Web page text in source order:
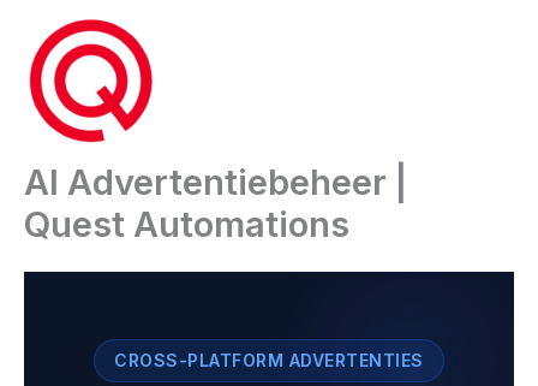
inhoud
AI Advertentiebeheer |
Quest Automations
CROSS-PLATFORM ADVERTENTIES